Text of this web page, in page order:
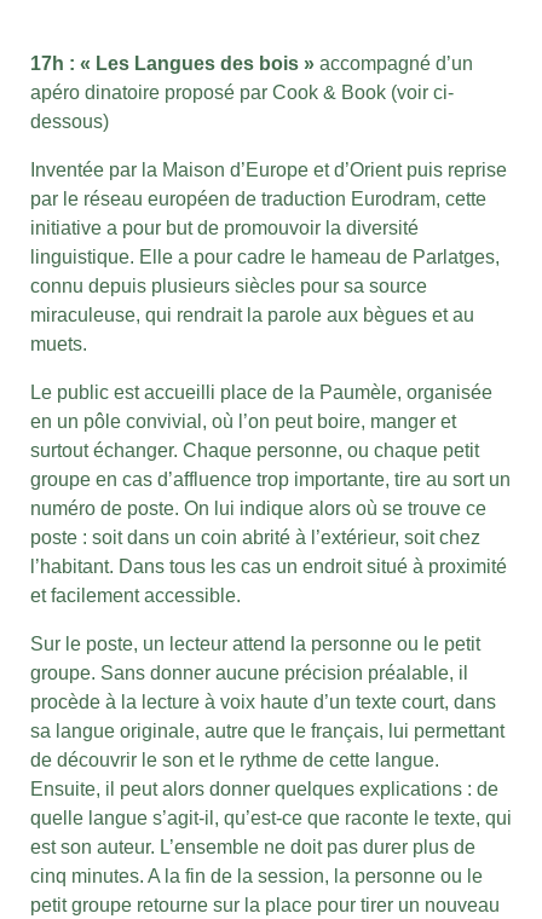
17h : « Les Langues des bois » accompagné d’un
apéro dinatoire proposé par Cook & Book (voir ci-
dessous)
Inventée par la Maison d’Europe et d’Orient puis reprise
par le réseau européen de traduction Eurodram, cette
initiative a pour but de promouvoir la diversité
linguistique. Elle a pour cadre le hameau de Parlatges,
connu depuis plusieurs siècles pour sa source
miraculeuse, qui rendrait la parole aux bègues et au
muets.
Le public est accueilli place de la Paumèle, organisée
en un pôle convivial, où l’on peut boire, manger et
surtout échanger. Chaque personne, ou chaque petit
groupe en cas d’affluence trop importante, tire au sort un
numéro de poste. On lui indique alors où se trouve ce
poste : soit dans un coin abrité à l’extérieur, soit chez
l’habitant. Dans tous les cas un endroit situé à proximité
et facilement accessible.
Sur le poste, un lecteur attend la personne ou le petit
groupe. Sans donner aucune précision préalable, il
procède à la lecture à voix haute d’un texte court, dans
sa langue originale, autre que le français, lui permettant
de découvrir le son et le rythme de cette langue.
Ensuite, il peut alors donner quelques explications : de
quelle langue s’agit-il, qu’est-ce que raconte le texte, qui
est son auteur. L’ensemble ne doit pas durer plus de
cinq minutes. A la fin de la session, la personne ou le
petit groupe retourne sur la place pour tirer un nouveau